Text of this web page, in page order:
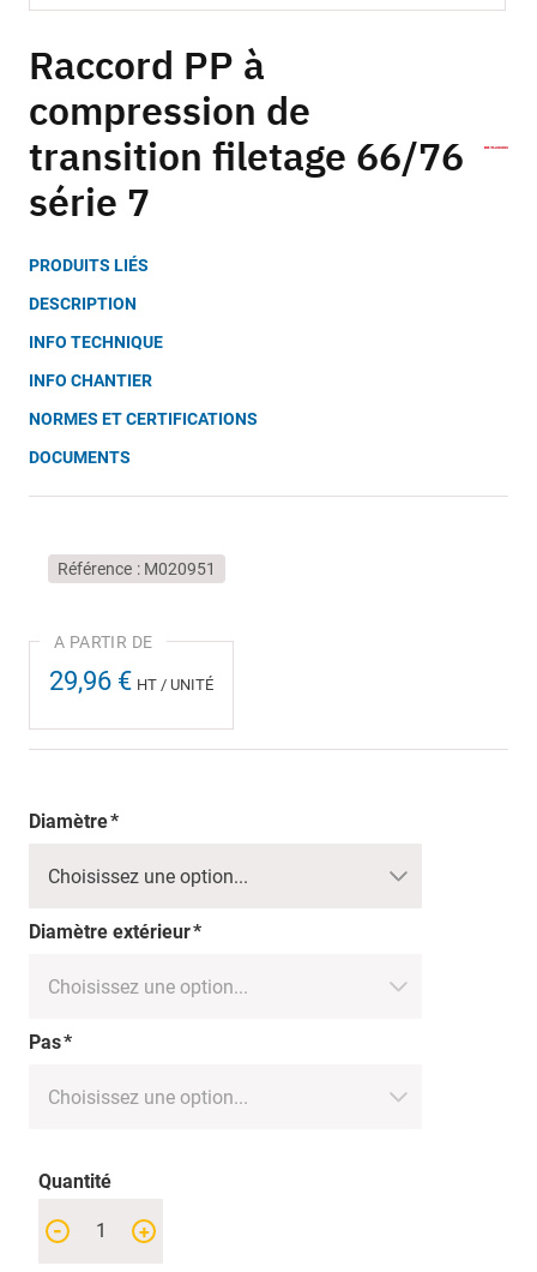
to
the
beginning
of
the
images
gallery
Raccord PP à
compression de
transition filetage 66/76
série 7
PRODUITS LIÉS
DESCRIPTION
INFO TECHNIQUE
INFO CHANTIER
NORMES ET CERTIFICATIONS
DOCUMENTS
Référence M020951
29,96 € HT / UNITÉ
Diamètre
Diamètre extérieur
Pas
Quantité
+
-